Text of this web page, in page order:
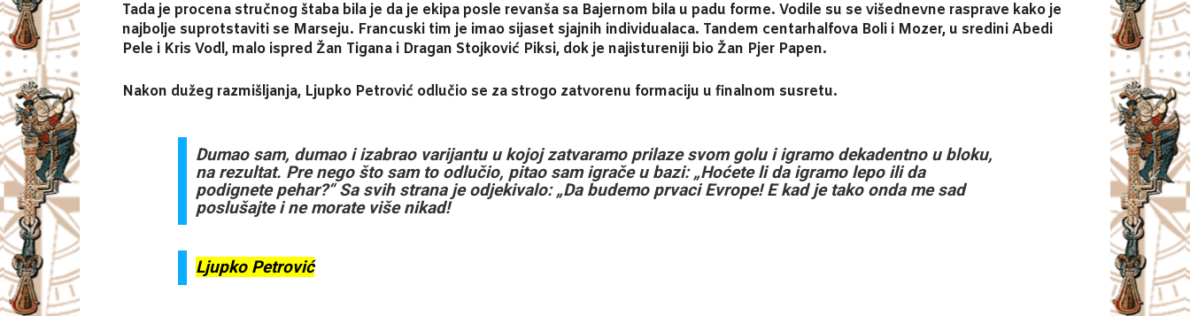
Tada je procena stručnog štaba bila je da je ekipa posle revanša sa Bajernom bila u padu forme. Vodile su se višednevne rasprave kako je
najbolje suprotstaviti se Marseju. Francuski tim je imao sijaset sjajnih individualaca. Tandem centarhalfova Boli i Mozer, u sredini Abedi
Pele i Kris Vodl, malo ispred Žan Tigana i Dragan Stojković Piksi, dok je najistureniji bio Žan Pjer Papen.
Nakon dužeg razmišljanja, Ljupko Petrović odlučio se za strogo zatvorenu formaciju u finalnom susretu.
Dumao sam, dumao i izabrao varijantu u kojoj zatvaramo prilaze svom golu i igramo dekadentno u bloku,
na rezultat. Pre nego što sam to odlučio, pitao sam igrače u bazi: „Hoćete li da igramo lepo ili da
podignete pehar?“ Sa svih strana je odjekivalo: „Da budemo prvaci Evrope! E kad je tako onda me sad
poslušajte i ne morate više nikad!
Ljupko Petrović